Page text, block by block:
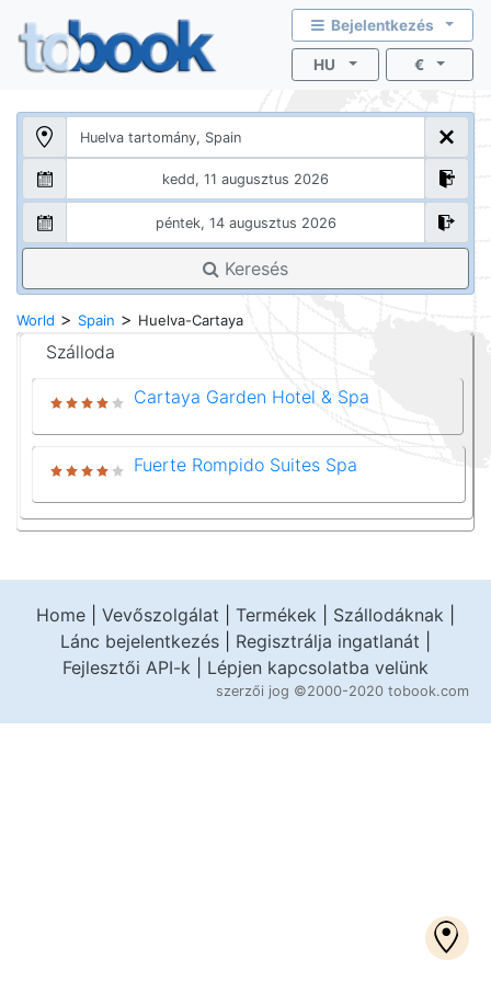
Bejelentkezés
HU €
Keresés
World > Spain > Huelva-Cartaya
Szálloda
Cartaya Garden Hotel & Spa
Fuerte Rompido Suites Spa
Home Vevőszolgálat Termékek Szállodáknak
Lánc bejelentkezés
Regisztrálja ingatlanát
Fejlesztői API-k
Lépjen kapcsolatba velünk
szerzői jog ©2000-2020 tobook.com